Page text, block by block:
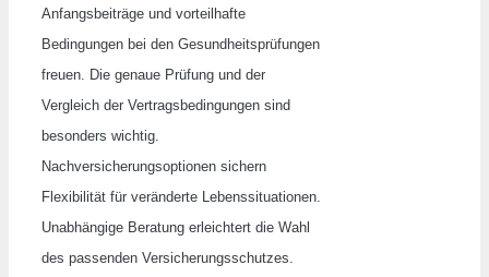
Anfangsbeiträge und vorteilhafte
Bedingungen bei den Gesundheitsprüfungen
freuen. Die genaue Prüfung und der
Vergleich der Vertragsbedingungen sind
besonders wichtig.
Nachversicherungsoptionen sichern
Flexibilität für veränderte Lebenssituationen.
Unabhängige Beratung erleichtert die Wahl
des passenden Versicherungsschutzes.